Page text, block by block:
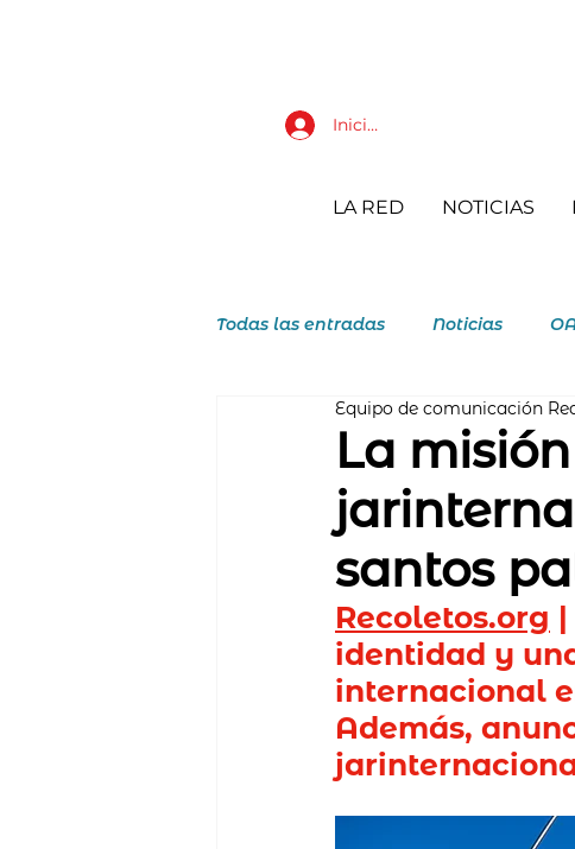
Iniciar sesión
LA RED NOTICIAS
Todas las entradas Noticias
JAR Juventudes Agustino
La
santos
Equipo de comunicación
Recoletos.org
identidad y
internacional
Además,